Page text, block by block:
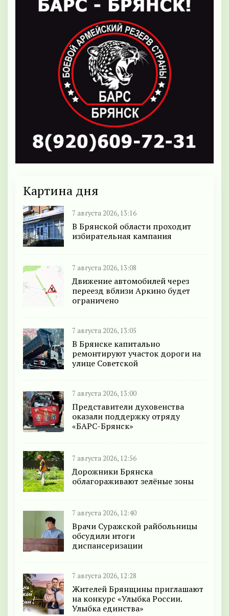
Картина дня
7 августа 2026, 13:16
В Брянской области проходит
избирательная кампания
7 августа 2026, 13:08
Движение автомобилей через
переезд вблизи Аркино будет
ограничено
7 августа 2026, 13:05
В Брянске капитально
ремонтируют участок дороги на
улице Советской
7 августа 2026, 13:00
Представители духовенства
оказали поддержку отряду
«БАРС-Брянск»
7 августа 2026, 12:56
Дорожники Брянска
облагораживают зелёные зоны
7 августа 2026, 12:40
Врачи Суражской райбольницы
обсудили итоги
диспансеризации
7 августа 2026, 12:28
Жителей Брянщины приглашают
на конкурс «Улыбка России.
Улыбка единства»